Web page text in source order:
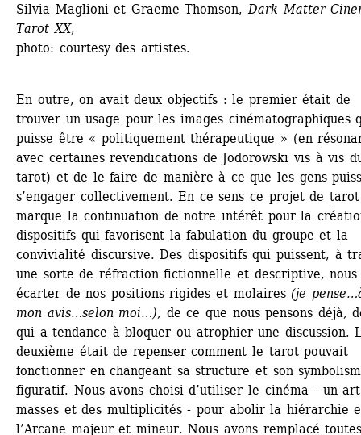
Silvia Maglioni et Graeme Thomson, Dark Matter
Tarot XX,
photo: courtesy des artistes.
En outre, on avait deux objectifs : le premier était de
trouver un usage pour les images cinématographiques
puisse être « politiquement thérapeutique » (en
avec certaines revendications de Jodorowski vis à vis
tarot) et de le faire de manière à ce que les gens
s’engager collectivement. En ce sens ce projet de tarot
marque la continuation de notre intérêt pour la
dispositifs qui favorisent la fabulation du groupe et la
convivialité discursive. Des dispositifs qui puissent, à
une sorte de réfraction fictionnelle et descriptive, nous
écarter de nos positions rigides et molaires (je
mon avis…selon moi…), de ce que nous pensons déjà,
qui a tendance à bloquer ou atrophier une discussion.
deuxième était de repenser comment le tarot pouvait
fonctionner en changeant sa structure et son
figuratif. Nous avons choisi d’utiliser le cinéma - un
masses et des multiplicités - pour abolir la hiérarchie
l’Arcane majeur et mineur. Nous avons remplacé